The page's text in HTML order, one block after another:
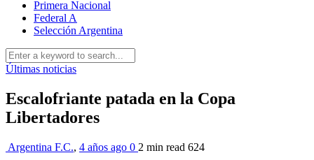
Primera Nacional
Federal A
Selección Argentina
Últimas noticias
Escalofriante patada en la Copa
Libertadores
Argentina F.C., 4 años ago 0 2 min read 624